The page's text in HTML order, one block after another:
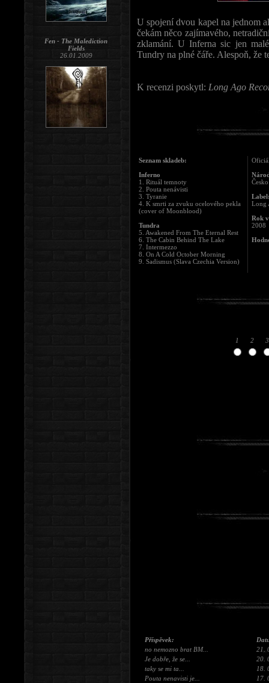
U spojení dvou kapel na jednom
čekám něco zajímavého,
zklamání. U Inferna sic jen
Tundry na plné čáře. Alespoň, že
K recenzi poskytl: Long Ago
Seznam skladeb:
Inferno
1. Rituál temnoty
2. Pouta nenávisti
3. Tyranie
4. K smrti za zvuku ocelového pekla
(cover of Moonblood)
Tundra
5. Awakened From The Eternal Rest
6. The Cabin Behind The Lake
7. Intermezzo
8. On A Cold October Morning
9. Sadismus (Slava Czechia Version)
Long
Rok
2008
1 2 3
Příspěvek:
no nemozno brat BM...
21.
Je dobře, že se...
20.
taky se mi ta...
18.
Pouta nenavisti je...
17.
Fen - The Malediction
Fields
26.01.2009